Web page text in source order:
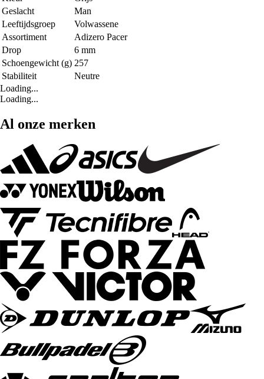
Geslacht
Man
Leeftijdsgroep
Volwassene
Assortiment
Adizero Pacer
Drop
6 mm
Schoengewicht (g) 257
Stabiliteit
Neutre
Loading...
Loading...
Al onze merken